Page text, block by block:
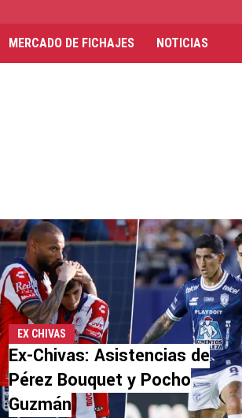
MERCADO DE FICHAJES NOTICIAS
EX CHIVAS
Ex-Chivas: Asistencias de
Pérez Bouquet y Pocho
Guzmán